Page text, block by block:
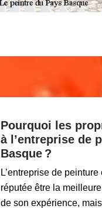
Pourquoi les
à l’entreprise de
Basque ?
L’entreprise de
réputée être la
de son expérience,